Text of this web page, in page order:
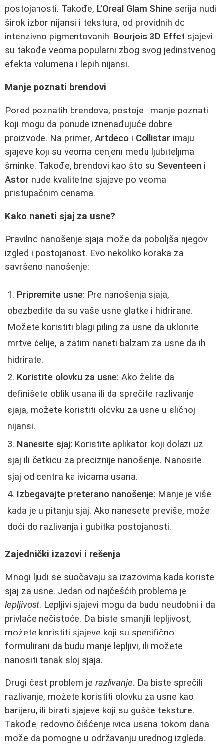
postojanosti. Takođe, L'Oreal Glam Shine serija nudi
širok izbor nijansi i tekstura, od providnih do
intenzivno pigmentovanih. Bourjois 3D Effet sjajevi
su takođe veoma popularni zbog svog jedinstvenog
efekta volumena i lepih nijansi.
Manje poznati brendovi
Pored poznatih brendova, postoje i manje poznati
koji mogu da ponude iznenađujuće dobre
proizvode. Na primer, Artdeco i Collistar imaju
sjajeve koji su veoma cenjeni među ljubiteljima
šminke. Takođe, brendovi kao što su Seventeen i
Astor nude kvalitetne sjajeve po veoma
pristupačnim cenama.
Kako naneti sjaj za usne?
Pravilno nanošenje sjaja može da poboljša njegov
izgled i postojanost. Evo nekoliko koraka za
savršeno nanošenje:
Pripremite usne: Pre nanošenja sjaja,
obezbedite da su vaše usne glatke i hidrirane.
Možete koristiti blagi piling za usne da uklonite
mrtve ćelije, a zatim naneti balzam za usne da ih
hidrirate.
Koristite olovku za usne: Ako želite da
definišete oblik usana ili da sprečite razlivanje
sjaja, možete koristiti olovku za usne u sličnoj
nijansi.
Nanesite sjaj: Koristite aplikator koji dolazi uz
sjaj ili četkicu za preciznije nanošenje. Nanosite
sjaj od centra ka ivicama usana.
Izbegavajte preterano nanošenje: Manje je više
kada je u pitanju sjaj. Ako nanesete previše, može
doći do razlivanja i gubitka postojanosti.
Zajednički izazovi i rešenja
Mnogi ljudi se suočavaju sa izazovima kada koriste
sjaj za usne. Jedan od najčešćih problema je
lepljivost. Lepljivi sjajevi mogu da budu neudobni i da
privlače nečistoće. Da biste smanjili lepljivost,
možete koristiti sjajeve koji su specifično
formulirani da budu manje lepljivi, ili možete
nanositi tanak sloj sjaja.
Drugi čest problem je razlivanje. Da biste sprečili
razlivanje, možete koristiti olovku za usne kao
barijeru, ili birati sjajeve koji su gušće teksture.
Takođe, redovno čišćenje ivica usana tokom dana
može da pomogne u održavanju urednog izgleda.